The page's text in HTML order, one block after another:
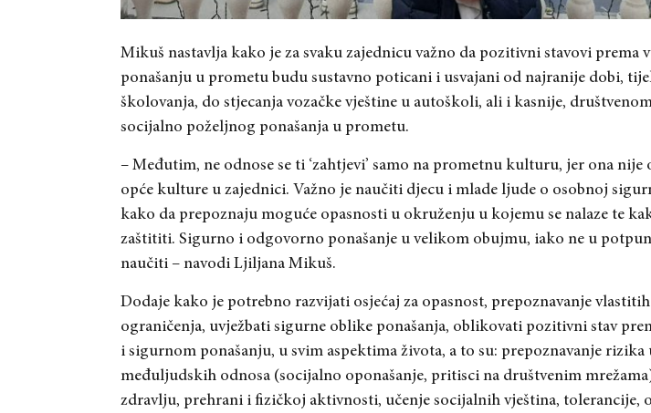
Mikuš nastavlja kako je za svaku zajednicu važno da pozitivni stavovi prema
ponašanju u prometu budu sustavno poticani i usvajani od najranije dobi,
školovanja, do stjecanja vozačke vještine u autoškoli, ali i kasnije,
socijalno poželjnog ponašanja u prometu.
– Međutim, ne odnose se ti ‘zahtjevi’ samo na prometnu kulturu, jer ona nije
opće kulture u zajednici. Važno je naučiti djecu i mlade ljude o osobnoj
kako da prepoznaju moguće opasnosti u okruženju u kojemu se nalaze te
zaštititi. Sigurno i odgovorno ponašanje u velikom obujmu, iako ne u
naučiti – navodi Ljiljana Mikuš.
Dodaje kako je potrebno razvijati osjećaj za opasnost, prepoznavanje
ograničenja, uvježbati sigurne oblike ponašanja, oblikovati pozitivni stav
i sigurnom ponašanju, u svim aspektima života, a to su: prepoznavanje
međuljudskih odnosa (socijalno oponašanje, pritisci na društvenim
zdravlju, prehrani i fizičkoj aktivnosti, učenje socijalnih vještina, tolerancije,